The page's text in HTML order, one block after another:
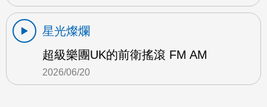
星光燦爛
超級樂團UK的前衛搖滾 FM AM
2026/06/20